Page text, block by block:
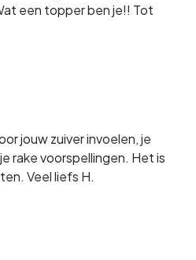
een topper ben je!! Tot
jouw zuiver invoelen, je
rake voorspellingen. Het is
Veel liefs H.